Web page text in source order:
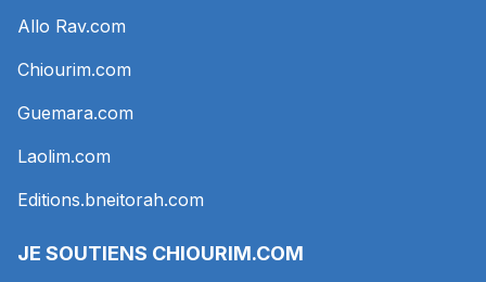
Allo Rav.com
Chiourim.com
Guemara.com
Laolim.com
Editions.bneitorah.com
JE SOUTIENS CHIOURIM.COM